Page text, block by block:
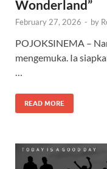
Wonderland”
February 27, 2026 - by
POJOKSINEMA –
mengemuka. Ia
…
READ MORE